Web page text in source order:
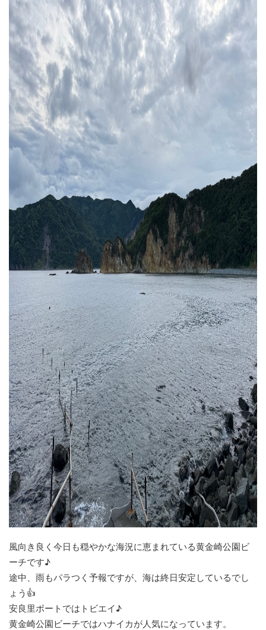
風向き良く今日も穏やかな海況に恵まれている黄金崎公園ビ
ーチです♪
途中、雨もパラつく予報ですが、海は終日安定しているでし
ょう👍
安良里ボートではトビエイ♪
黄金崎公園ビーチではハナイカが人気になっています。